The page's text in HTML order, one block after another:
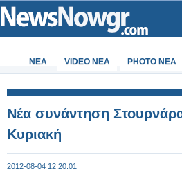
ΝΕΑ VIDEO NEA PHOTO NEA
Νέα συνάντηση
Κυριακή
2012-08-04 12:20:01